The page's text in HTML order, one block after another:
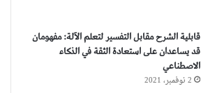
قابلية الشرح مقابل التفسير لتعلم الآلة: مفهومان
قد يساعدان على استعادة الثقة في الذكاء
الاصطناعي
2 نوفمبر، 2021